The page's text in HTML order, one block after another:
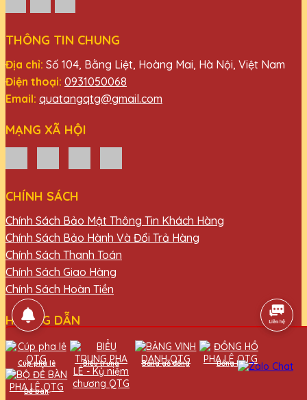
Cúp pha lê Biểu trưng Bảng gỗ đồng Đồng hồ
Để bàn
THÔNG TIN CHUNG
Địa chỉ: Số 104, Bằng Liệt, Hoàng Mai, Hà Nội, Việt Nam
Điện thoại: 0931050068
Email: quatangqtg@gmail.com
MẠNG XÃ HỘI
CHÍNH SÁCH
Chính Sách Bảo Mật Thông Tin Khách Hàng
Chính Sách Bảo Hành Và Đổi Trả Hàng
Chính Sách Thanh Toán
Chính Sách Giao Hàng
Chính Sách Hoàn Tiền
HƯỚNG DẪN
Chính Sách Thanh Toán
Hướng dẫn thanh toán
Đăng ký thành viên
Hỗ trợ khách hàng